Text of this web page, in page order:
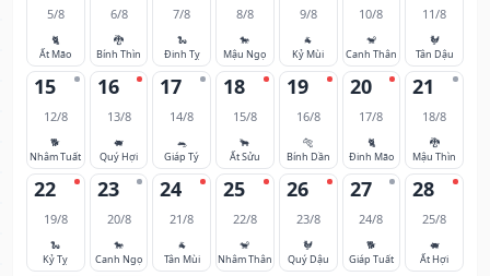
5/8
🐈
Ất Mão
6/8
🐉
Bính Thìn
7/8
🐍
Đinh Tỵ
8/8
🐎
Mậu Ngọ
9/8
🐐
Kỷ Mùi
10/8
🐒
Canh Thân
11/8
🐓
Tân Dậu
15
12/8
🐕
Nhâm Tuất
16
13/8
🐖
Quý Hợi
17
14/8
🐀
Giáp Tý
18
15/8
🐂
Ất Sửu
19
16/8
🐅
Bính Dần
20
17/8
🐈
Đinh Mão
21
18/8
🐉
Mậu Thìn
22
19/8
🐍
Kỷ Tỵ
23
20/8
🐎
Canh Ngọ
24
21/8
🐐
Tân Mùi
25
22/8
🐒
Nhâm Thân
26
23/8
🐓
Quý Dậu
27
24/8
🐕
Giáp Tuất
28
25/8
🐖
Ất Hợi